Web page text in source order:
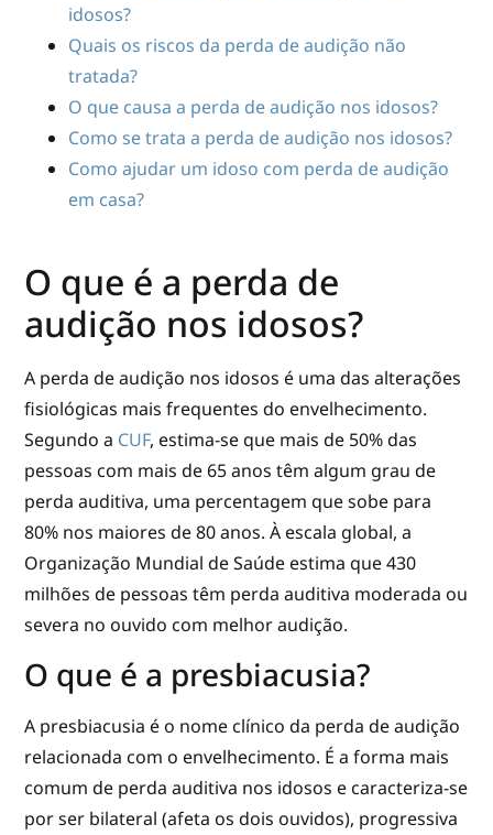
idosos?
Quais os riscos da perda de audição não
tratada?
O que causa a perda de audição nos idosos?
Como se trata a perda de audição nos idosos?
Como ajudar um idoso com perda de audição
em casa?
O que é a perda de
audição nos idosos?
A perda de audição nos idosos é uma das alterações
fisiológicas mais frequentes do envelhecimento.
Segundo a CUF, estima-se que mais de 50% das
pessoas com mais de 65 anos têm algum grau de
perda auditiva, uma percentagem que sobe para
80% nos maiores de 80 anos. À escala global, a
Organização Mundial de Saúde estima que 430
milhões de pessoas têm perda auditiva moderada ou
severa no ouvido com melhor audição.
O que é a presbiacusia?
A presbiacusia é o nome clínico da perda de audição
relacionada com o envelhecimento. É a forma mais
comum de perda auditiva nos idosos e caracteriza-se
por ser bilateral (afeta os dois ouvidos), progressiva